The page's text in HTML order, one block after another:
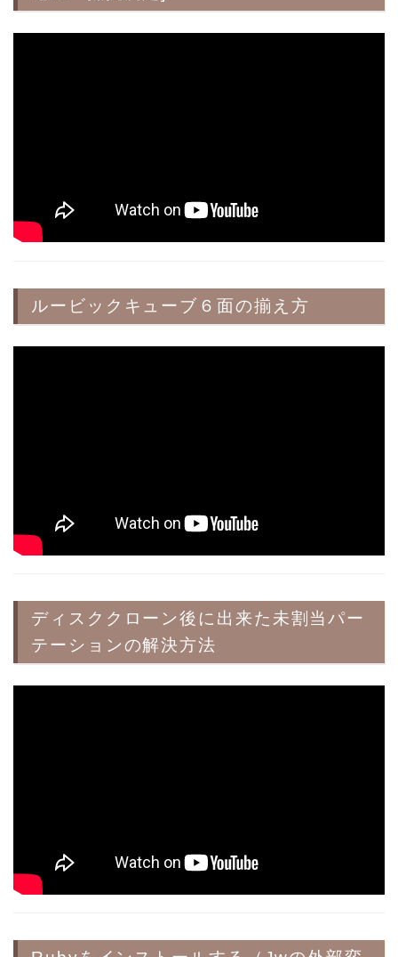
ルービックキューブ６面の揃え方
ディスククローン後に出来た未割当パー
テーションの解決方法